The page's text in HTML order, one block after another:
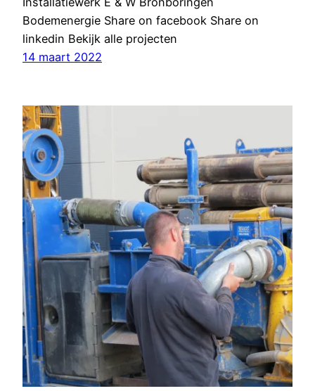
Bodemenergie Share on facebook Share on
linkedin Bekijk alle projecten
14 maart 2022